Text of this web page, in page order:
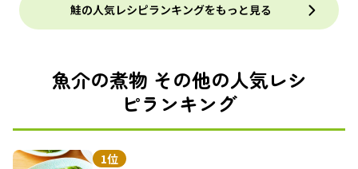
鮭の人気レシピランキングをもっと見る
魚介の煮物 その他の人気レシ
ピランキング
1位